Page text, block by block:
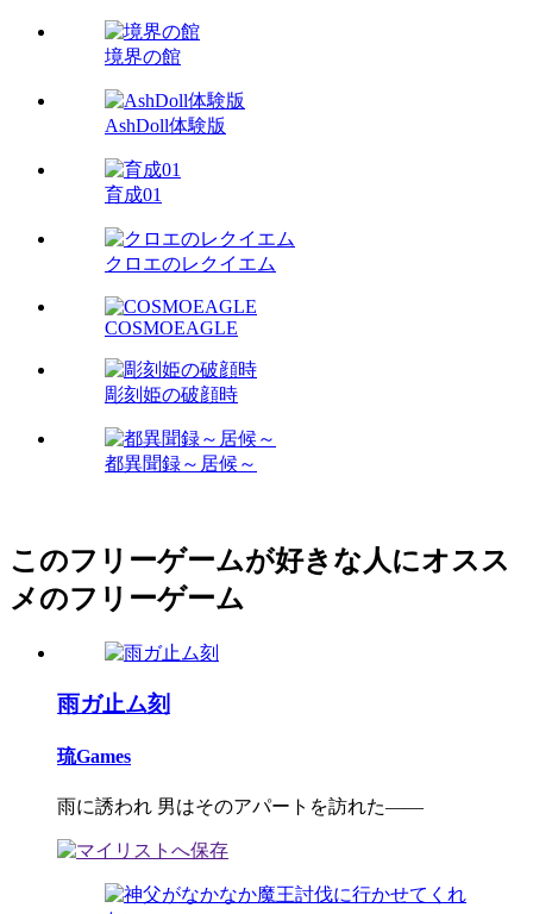
境界の館
AshDoll体験版
育成01
クロエのレクイエム
COSMOEAGLE
彫刻姫の破顔時
都異聞録～居候～
このフリーゲームが好きな人にオスス
メのフリーゲーム
雨ガ止ム刻
琉Games
雨に誘われ 男はそのアパートを訪れた――